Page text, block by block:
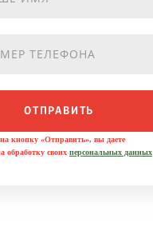
ОТПРАВИТЬ
кнопку «Отправить», вы даете
обработку своих персональных данных